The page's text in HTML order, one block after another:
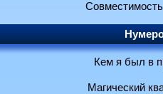
Кем я был в
Магический